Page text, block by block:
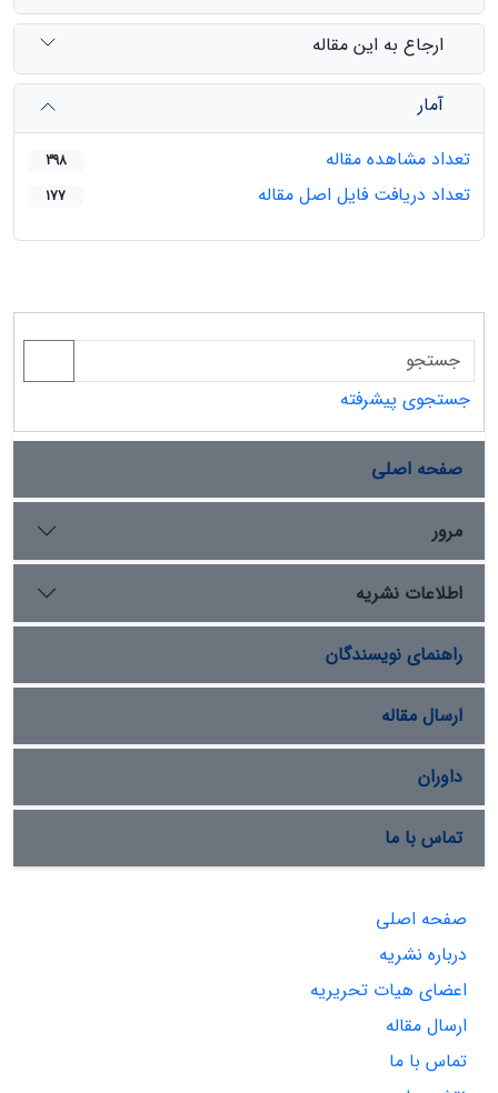
ارجاع به این مقاله
آمار
تعداد مشاهده مقاله
398
تعداد دریافت فایل اصل مقاله 177
جستجوی پیشرفته
صفحه اصلی
مرور
اطلاعات نشریه
راهنمای نویسندگان
ارسال مقاله
داوران
تماس با ما
صفحه اصلی
درباره نشریه
اعضای هیات تحریریه
ارسال مقاله
تماس با ما